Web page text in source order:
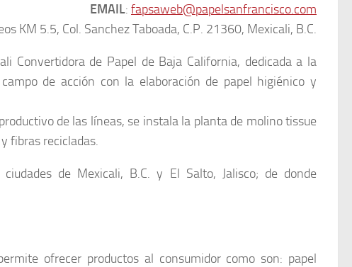
EMAIL: fapsaweb@papelsanfrancisco.com
KM 5.5, Col. Sanchez Taboada, C.P. 21360, Mexicali, B.C.
Convertidora de Papel de Baja California, dedicada a la
de acción con la elaboración de papel higiénico y
de las líneas, se instala la planta de molino tissue
fibras recicladas.
de Mexicali, B.C. y El Salto, Jalisco; de donde
ofrecer productos al consumidor como son: papel